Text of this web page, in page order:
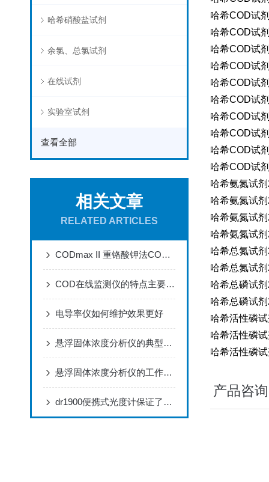
哈希硝酸盐试剂
余氯、总氯试剂
在线试剂
实验室试剂
查看全部
相关文章
RELATED ARTICLES
CODmax II 重铬酸钾法COD分析仪器
COD在线监测仪的特点主要表现为三个方面
电导率仪如何维护效果更好
悬浮固体浓度分析仪的典型应用及特征，优势显著，就差你没看了
悬浮固体浓度分析仪的工作原理与应用
dr1900便携式光度计保证了分析结果的可靠性准确
哈希COD试
哈希COD试
哈希COD试
哈希COD试
哈希COD试
哈希COD试
哈希COD试
哈希COD试
哈希COD试
哈希COD试
哈希氨氮试
哈希氨氮试
哈希氨氮试
哈希氨氮试
哈希总氮试
哈希总氮试
哈希总磷试
哈希总磷试
哈希活性磷
哈希活性磷
哈希活性磷
产品咨询